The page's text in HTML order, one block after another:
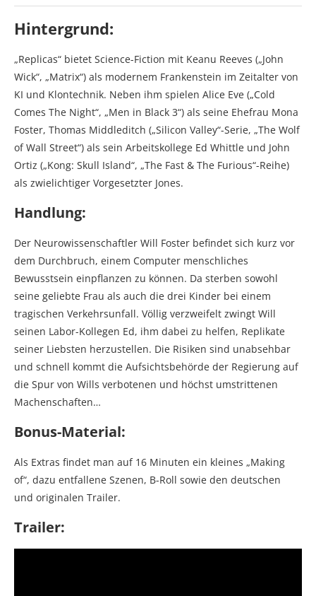
Hintergrund:
„Replicas“ bietet Science-Fiction mit Keanu Reeves („John
Wick“, „Matrix“) als modernem Frankenstein im Zeitalter von
KI und Klontechnik. Neben ihm spielen Alice Eve („Cold
Comes The Night“, „Men in Black 3“) als seine Ehefrau Mona
Foster, Thomas Middleditch („Silicon Valley“-Serie, „The Wolf
of Wall Street“) als sein Arbeitskollege Ed Whittle und John
Ortiz („Kong: Skull Island“, „The Fast & The Furious“-Reihe)
als zwielichtiger Vorgesetzter Jones.
Handlung:
Der Neurowissenschaftler Will Foster befindet sich kurz vor
dem Durchbruch, einem Computer menschliches
Bewusstsein einpflanzen zu können. Da sterben sowohl
seine geliebte Frau als auch die drei Kinder bei einem
tragischen Verkehrsunfall. Völlig verzweifelt zwingt Will
seinen Labor-Kollegen Ed, ihm dabei zu helfen, Replikate
seiner Liebsten herzustellen. Die Risiken sind unabsehbar
und schnell kommt die Aufsichtsbehörde der Regierung auf
die Spur von Wills verbotenen und höchst umstrittenen
Machenschaften…
Bonus-Material:
Als Extras findet man auf 16 Minuten ein kleines „Making
of“, dazu entfallene Szenen, B-Roll sowie den deutschen
und originalen Trailer.
Trailer: